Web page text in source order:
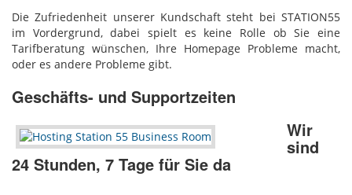
Die Zufriedenheit unserer Kundschaft steht bei STATION55
im Vordergrund, dabei spielt es keine Rolle ob Sie eine
Tarifberatung wünschen, Ihre Homepage Probleme macht,
oder es andere Probleme gibt.
Geschäfts- und Supportzeiten
Wir
sind
24 Stunden, 7 Tage für Sie da